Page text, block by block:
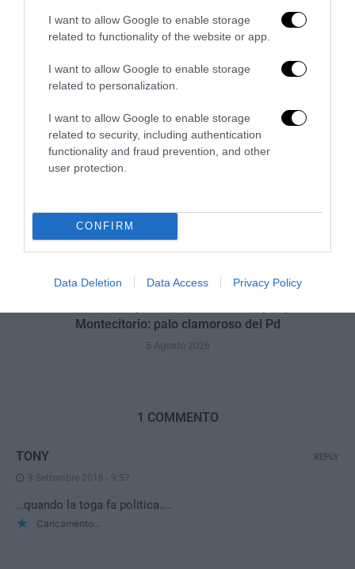
I want to allow Google to enable storage
related to functionality of the website or app.
I want to allow Google to enable storage
related to personalization.
I want to allow Google to enable storage
related to security, including authentication
functionality and fraud prevention, and other
user protection.
CONFIRM
Data Deletion Data Access Privacy Policy
Remigrazione, il Copasir riconosce all’antifascismo il
veto del disordine
Montecitorio: palo clamoroso del Pd
5 Agosto 2026
1 COMMENTO
TONY
9 Settembre 2018 - 9:57
…quando la toga fa politica…..
Caricamento...
REPLY